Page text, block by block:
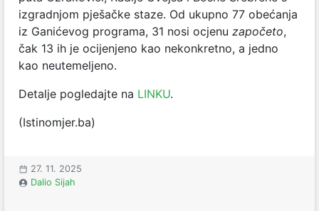
izgradnjom pješačke staze. Od ukupno 77 obećanja
iz Ganićevog programa, 31 nosi ocjenu započeto,
čak 13 ih je ocijenjeno kao nekonkretno, a jedno
kao neutemeljeno.
Detalje pogledajte na LINKU.
(Istinomjer.ba)
27. 11. 2025
Dalio Sijah